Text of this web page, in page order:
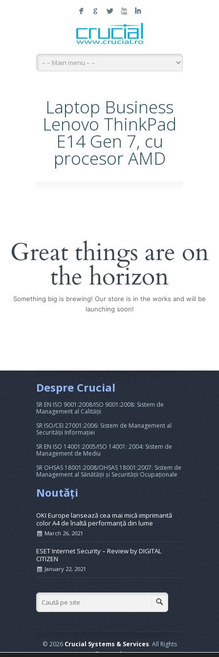
F G L X I
Laptop Business
Lenovo ThinkPad
E14 Gen 7, cu
procesor AMD
Great things are on
the horizon
Something big is brewing! Our store is in the works and will be
launching soon!
Despre Crucial
SR EN ISO 9001:2008/ISO 9001:2008: Sistem de
Management al Calității
SR ISO/CEI 27001:2006: Sistem de Management al
Securității Informației
SR EN ISO 14001:2005/ISO 14001: 2004: Sistem de
Management de Mediu
SR OHSAS 18001:2008/OHSAS 18001:2007: Sistem de
Management al Sănătății și Securității Ocupaționale
Noutăți
OKI Europe lansează cea mai mică imprimantă
color A4 de înaltă performanță din lume
March 26, 2021
ESET Internet Security – Review by DIGITAL
CITIZEN
January 22, 2021
© 2026 Crucial Systems & Services. All Rights
Reserved.